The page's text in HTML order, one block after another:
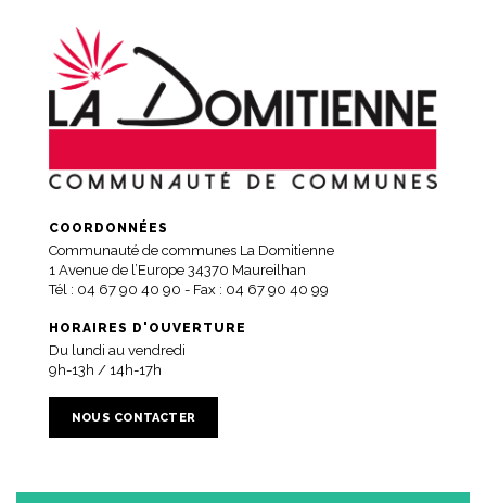
COORDONNÉES
Communauté de communes La Domitienne
1 Avenue de l’Europe 34370 Maureilhan
Tél : 04 67 90 40 90 - Fax : 04 67 90 40 99
HORAIRES D'OUVERTURE
Du lundi au vendredi
9h-13h / 14h-17h
NOUS CONTACTER